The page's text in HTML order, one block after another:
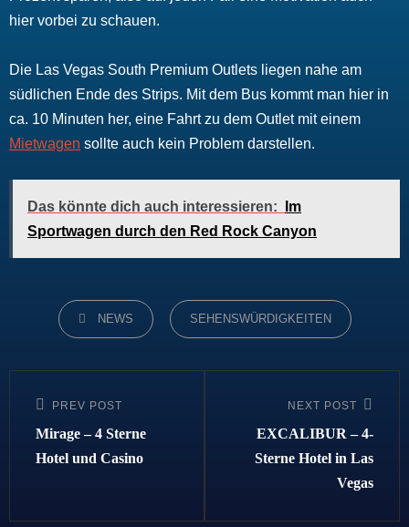
hier vorbei zu schauen.
Die Las Vegas South Premium Outlets liegen nahe am
südlichen Ende des Strips. Mit dem Bus kommt man hier in
ca. 10 Minuten her, eine Fahrt zu dem Outlet mit einem
Mietwagen sollte auch kein Problem darstellen.
Das könnte dich auch interessieren:
Im
Sportwagen durch den Red Rock Canyon
CATEGORIES
NEWS SEHENSWÜRDIGKEITEN
Previous
Post
PREV POST
Mirage – 4 Sterne
Hotel und Casino
Post
NEXT POST
EXCALIBUR – 4-
Sterne Hotel in Las
Vegas